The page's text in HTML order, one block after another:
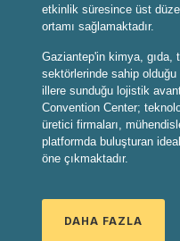
etkinlik süresince üst
ortamı sağlamaktadır.
Gaziantep'in kimya,
sektörlerinde sahip
illere sunduğu lojistik
Convention Center;
üretici firmaları,
platformda buluşturan
öne çıkmaktadır.
DAHA FAZLA